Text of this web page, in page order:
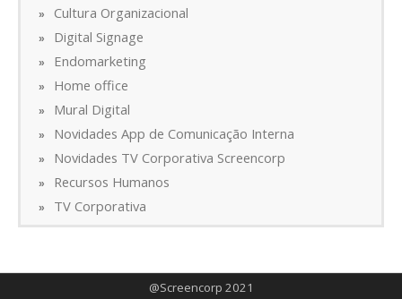
Cultura Organizacional
Digital Signage
Endomarketing
Home office
Mural Digital
Novidades App de Comunicação Interna
Novidades TV Corporativa Screencorp
Recursos Humanos
TV Corporativa
@Screencorp 2021